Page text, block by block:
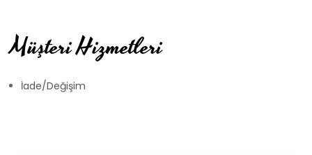
Müşteri Hizmetleri
İade/Değişim